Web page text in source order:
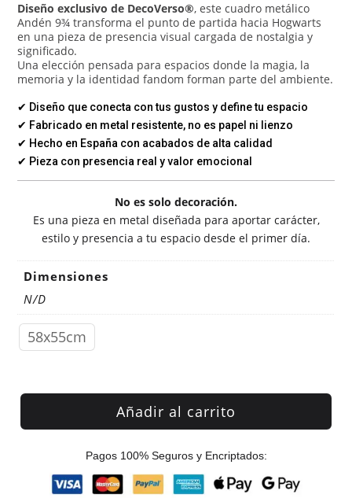
Diseño exclusivo de DecoVerso®, este cuadro metálico
Andén 9¾ transforma el punto de partida hacia Hogwarts
en una pieza de presencia visual cargada de nostalgia y
significado.
Una elección pensada para espacios donde la magia, la
memoria y la identidad fandom forman parte del ambiente.
✔ Diseño que conecta con tus gustos y define tu espacio
✔ Fabricado en metal resistente, no es papel ni lienzo
✔ Hecho en España con acabados de alta calidad
✔ Pieza con presencia real y valor emocional
No es solo decoración.
Es una pieza en metal diseñada para aportar carácter,
estilo y presencia a tu espacio desde el primer día.
Dimensiones
N/D
58x55cm
Añadir al carrito
Pagos 100% Seguros y Encriptados: